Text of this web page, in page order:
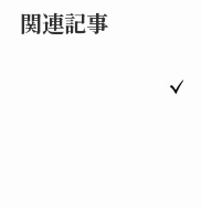
関連記事